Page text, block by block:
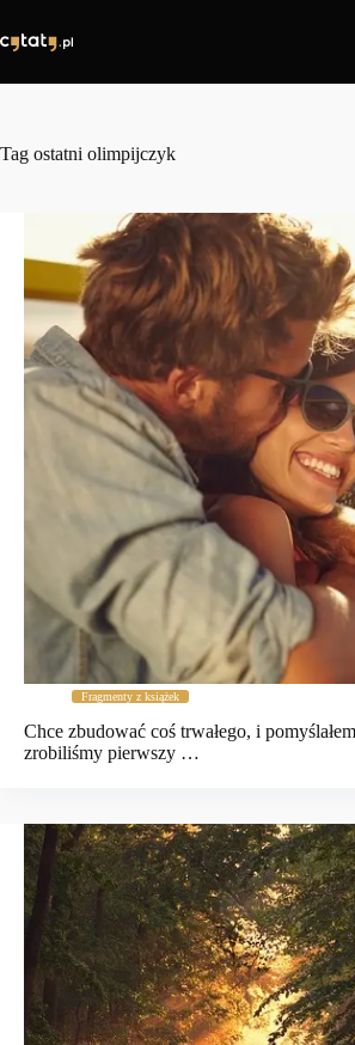
treści
Tag ostatni olimpijczyk
Fragmenty z książek
Chce zbudować coś trwałego, i
zrobiliśmy pierwszy …